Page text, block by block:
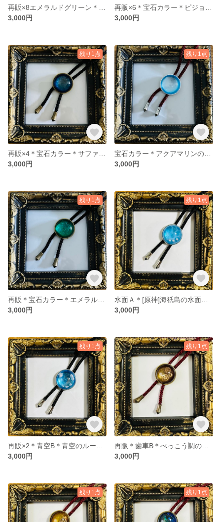
3,000円
3,000円
残り1点
3,000円
残り1点
3,000円
残り1点
3,000円
残り1点
3,000円
残り1点
3,000円
残り1点
3,000円
残り1点 残り1点